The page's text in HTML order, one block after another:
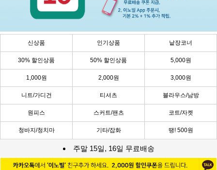
신상품 인기상품 낱장코너
30% 할인상품 50% 할인상품 5,000원
1,000원 2,000원 3,000원
니트/가디건 티셔츠 블라우스/남방
원피스 스커트/팬츠 코트/자켓
청바지/청치마 기타/잡화 땡! 500원
주말 15일, 16일 무료배송